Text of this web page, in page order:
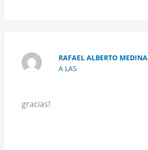
RAFAEL ALBERTO MEDINA
A LAS
gracias!